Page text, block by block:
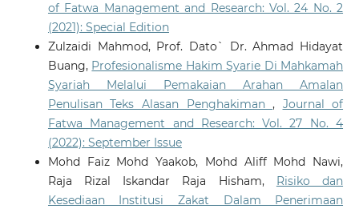
of Fatwa Management and Research: Vol. 24 No. 2
(2021): Special Edition
Zulzaidi Mahmod, Prof. Dato` Dr. Ahmad Hidayat
Buang, Profesionalisme Hakim Syarie Di Mahkamah
Syariah Melalui Pemakaian Arahan Amalan
Penulisan Teks Alasan Penghakiman, Journal of
Fatwa Management and Research: Vol. 27 No. 4
(2022): September Issue
Mohd Faiz Mohd Yaakob, Mohd Aliff Mohd Nawi,
Raja Rizal Iskandar Raja Hisham, Risiko dan
Kesediaan Institusi Zakat Dalam Penerimaan